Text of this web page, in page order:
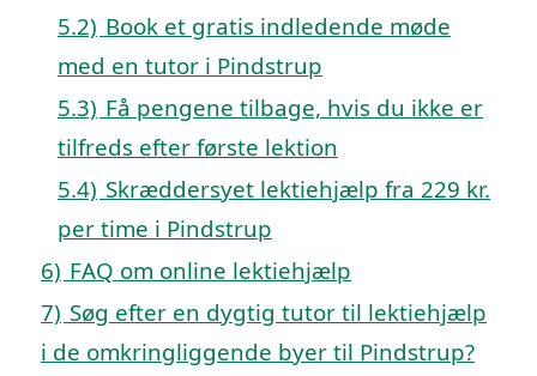
5.2) Book et gratis indledende møde
med en tutor i Pindstrup
5.3) Få pengene tilbage, hvis du ikke er
tilfreds efter første lektion
5.4) Skræddersyet lektiehjælp fra 229 kr.
per time i Pindstrup
6) FAQ om online lektiehjælp
7) Søg efter en dygtig tutor til lektiehjælp
i de omkringliggende byer til Pindstrup?